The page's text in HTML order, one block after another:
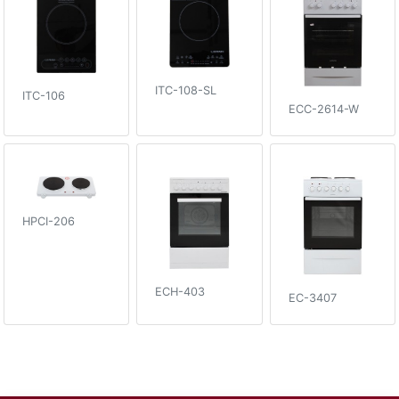
ITC-106
ITC-108-SL
ECC-2614-W
HPCI-206
ECH-403 EC-3407